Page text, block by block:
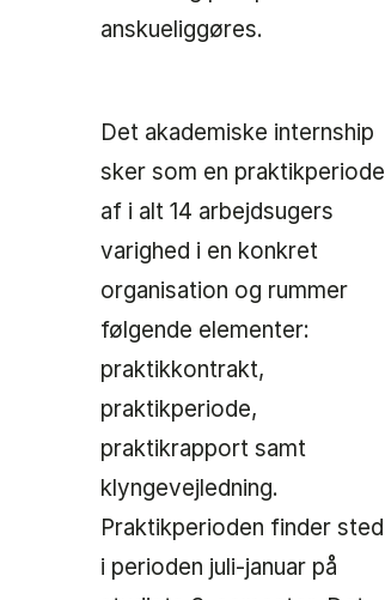
anskueliggøres.
Det akademiske internship
sker som en praktikperiode
af i alt 14 arbejdsugers
varighed i en konkret
organisation og rummer
følgende elementer:
praktikkontrakt,
praktikperiode,
praktikrapport samt
klyngevejledning.
Praktikperioden finder sted
i perioden juli-januar på